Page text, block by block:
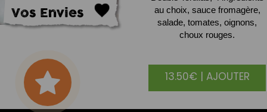
Vos Envies
au choix, sauce fromagère,
salade, tomates, oignons,
choux rouges.
13.50€ | AJOUTER